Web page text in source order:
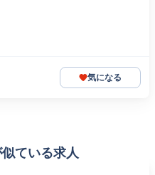
気になる
ている求人